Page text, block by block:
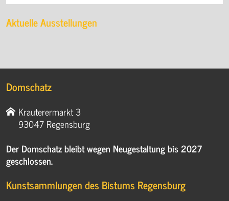
Aktuelle Ausstellungen
Domschatz
Krauterermarkt 3
93047 Regensburg
Der Domschatz bleibt wegen Neugestaltung bis 2027
geschlossen.
Kunstsammlungen des Bistums Regensburg